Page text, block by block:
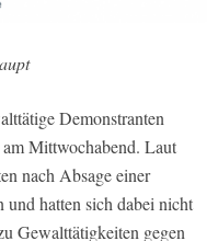
Demonstranten
Mittwochabend. Laut
nach Absage einer
und hatten sich dabei nicht
Gewalttätigkeiten gegen